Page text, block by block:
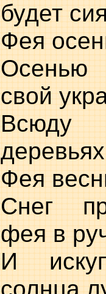
будет
Фея
свой
Всюду
Фея
Снег
фея в
И
солнца